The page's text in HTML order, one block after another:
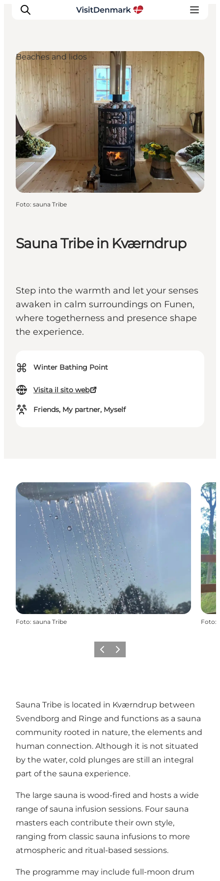
Ispirazioni
Dove andare
Cosa fare
Dove dormire
Pianifica il viaggio
Sauna Tribe in Kværndrup
Step into the warmth and let your senses
awaken in calm surroundings on Funen,
where togetherness and presence shape
the experience.
⌘ Winter Bathing Point
Visita il sito web
Friends, My partner, Myself
Beaches and lidos
Foto: sauna Tribe
Foto: sauna Tribe Foto:
Precedente
Avanti
Sauna Tribe is located in Kværndrup between
Svendborg and Ringe and functions as a sauna
community rooted in nature, the elements and
human connection. Although it is not situated
by the water, cold plunges are still an integral
part of the sauna experience.
The large sauna is wood-fired and hosts a wide
range of sauna infusion sessions. Four sauna
masters each contribute their own style,
ranging from classic sauna infusions to more
atmospheric and ritual-based sessions.
The programme may include full-moon drum